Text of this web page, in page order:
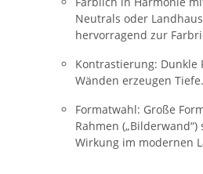
Neutrals oder
hervorragend zur
Kontrastierung: Dunkle
Wänden erzeugen Tiefe.
Formatwahl: Große
Rahmen
Wirkung im modernen